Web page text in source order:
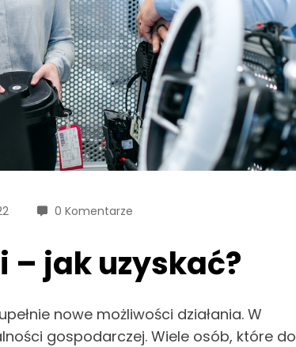
0 Komentarze
– jak uzyskać?
nowe możliwości działania. W
gospodarczej. Wiele osób, które do